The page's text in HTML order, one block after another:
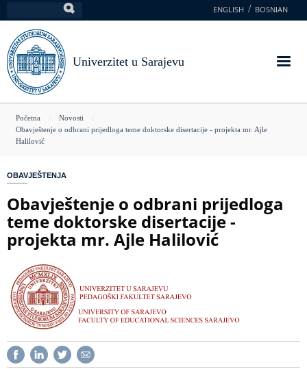
na
glavni
sadržaj
ENGLISH BOSNIAN
Univerzitet u Sarajevu
You
are
Početna
Novosti
Obavještenje o odbrani prijedloga teme doktorske disertacije - projekta mr. Ajle
Halilović
OBAVJEŠTENJA
Obavještenje o odbrani prijedloga
teme doktorske disertacije -
projekta mr. Ajle Halilović